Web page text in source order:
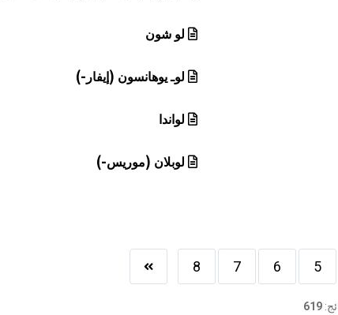
لو شون
لوـ يوهانسون (إيفار-)
لواندا
لوبلان (موريس-)
5
6
7
8
619